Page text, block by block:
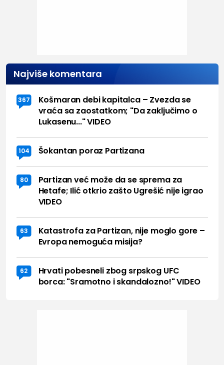
Najviše komentara
367
Košmaran debi kapitalca – Zvezda se
vraća sa zaostatkom; "Da zaključimo o
Lukasenu..." VIDEO
104 Šokantan poraz Partizana
80
Partizan već može da se sprema za
Hetafe; Ilić otkrio zašto Ugrešić nije igrao
VIDEO
63
Katastrofa za Partizan, nije moglo gore –
Evropa nemoguća misija?
62
Hrvati pobesneli zbog srpskog UFC
borca: "Sramotno i skandalozno!" VIDEO